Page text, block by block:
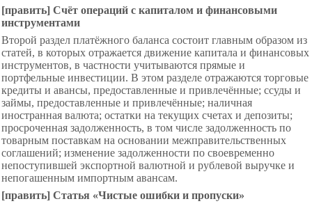
[править] Счёт операций с капиталом и финансовыми
инструментами
Второй раздел платёжного баланса состоит главным образом из
статей, в которых отражается движение капитала и финансовых
инструментов, в частности учитываются прямые и
портфельные инвестиции. В этом разделе отражаются торговые
кредиты и авансы, предоставленные и привлечённые; ссуды и
займы, предоставленные и привлечённые; наличная
иностранная валюта; остатки на текущих счетах и депозиты;
просроченная задолженность, в том числе задолженность по
товарным поставкам на основании межправительственных
соглашений; изменение задолженности по своевременно
непоступившей экспортной валютной и рублевой выручке и
непогашенным импортным авансам.
[править] Статья «Чистые ошибки и пропуски»